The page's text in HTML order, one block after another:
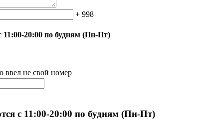
+ 998
20:00 по будням (Пн-Пт)
ввел не свой номер
с 11:00-20:00 по будням (Пн-Пт)